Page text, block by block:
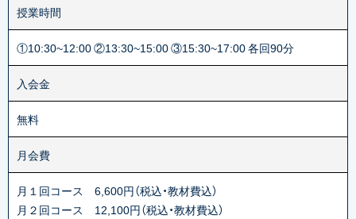
授業時間
①10:30~12:00 ②13:30~15:00 ③15:30~17:00 各回90分
入会金
無料
月会費
月１回コース 6,600円（税込・教材費込）
月２回コース 12,100円（税込・教材費込）